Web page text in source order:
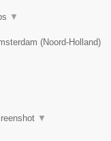
▼
(Noord-Holland)
▼